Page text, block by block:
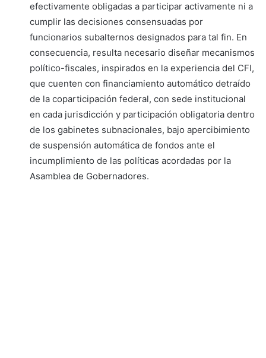
efectivamente obligadas a participar activamente ni a
cumplir las decisiones consensuadas por
funcionarios subalternos designados para tal fin. En
consecuencia, resulta necesario diseñar mecanismos
político-fiscales, inspirados en la experiencia del CFI,
que cuenten con financiamiento automático detraído
de la coparticipación federal, con sede institucional
en cada jurisdicción y participación obligatoria dentro
de los gabinetes subnacionales, bajo apercibimiento
de suspensión automática de fondos ante el
incumplimiento de las políticas acordadas por la
Asamblea de Gobernadores.